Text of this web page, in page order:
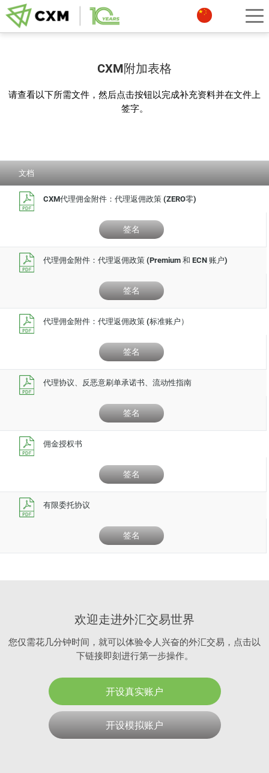
CXM附加表格
请查看以下所需文件，然后点击按钮以完成补充资料并在文件上
签字。
文档
CXM代理佣金附件：代理返佣政策 (ZERO零)
签名
代理佣金附件：代理返佣政策 (Premium 和 ECN 账户)
签名
代理佣金附件：代理返佣政策 (标准账户）
签名
代理协议、反恶意刷单承诺书、流动性指南
签名
佣金授权书
签名
有限委托协议
签名
欢迎走进外汇交易世界
您仅需花几分钟时间，就可以体验令人兴奋的外汇交易，点击以
下链接即刻进行第一步操作。
开设真实账户
开设模拟账户